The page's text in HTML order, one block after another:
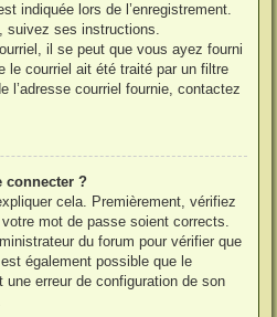
indiquée lors de l’enregistrement.
suivez ses instructions.
il se peut que vous ayez fourni
le courriel ait été traité par un filtre
l’adresse courriel fournie, contactez
connecter ?
cela. Premièrement, vérifiez
mot de passe soient corrects.
du forum pour vérifier que
également possible que le
erreur de configuration de son